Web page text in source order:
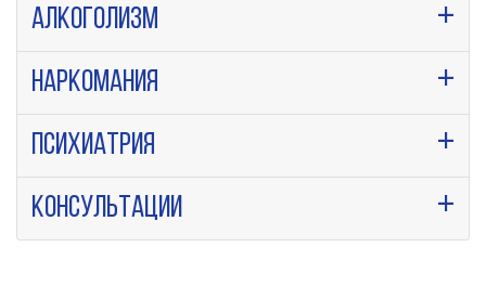
Алкоголизм
Наркомания
Психиатрия
Консультации